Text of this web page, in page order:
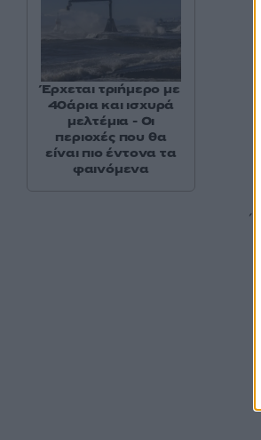
Έρχεται τριήμερο με
40άρια και ισχυρά
μελτέμια - Οι
περιοχές που θα
είναι πιο έντονα τα
φαινόμενα